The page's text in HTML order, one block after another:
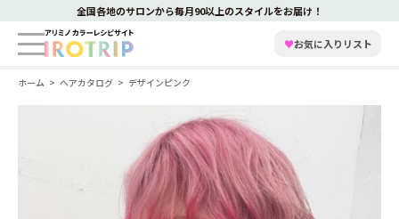
全国各地のサロンから毎月90以上のスタイルをお届け！
♥お気に入りリスト
ホーム ヘアカタログ デザインピンク